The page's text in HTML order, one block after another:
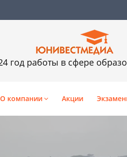
год работы в сфере
О компании Акции